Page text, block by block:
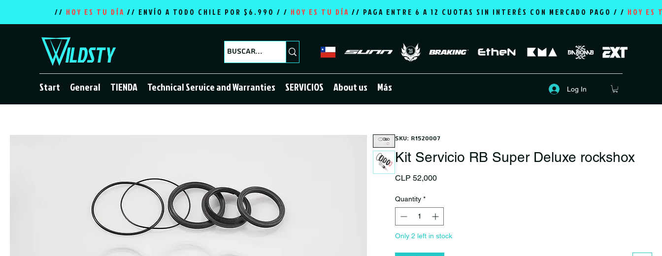
// HOY ES TU DÍA // ENVÍO A TODO CHILE POR $6.990 / / HOY ES TU DÍA // PAGA ENTRE 6 A 12 CUOTAS SIN INTERÉS CON MERCADO PAGO / / HOY ES
Start General TIENDA Technical Service and Warranties SERVICIOS About us Más Log In
SKU: R1520007
Kit Servicio RB Super Deluxe rockshox
CLP 52,000Price
Quantity *
Only 2 left in stock